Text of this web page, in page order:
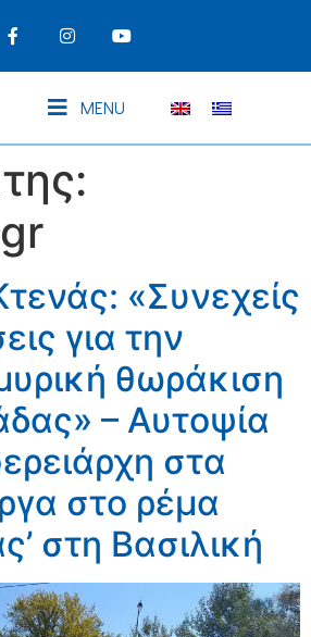
MENU
«Συνεχείς
για την
θωράκιση
– Αυτοψία
στα
στο ρέμα
στη Βασιλική